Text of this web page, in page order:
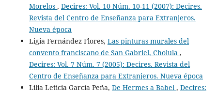
Morelos , Decires: Vol. 10 Núm. 10-11 (2007): Decires.
Revista del Centro de Enseñanza para Extranjeros.
Nueva época
Ligia Fernández Flores, Las pinturas murales del
convento franciscano de San Gabriel, Cholula ,
Decires: Vol. 7 Núm. 7 (2005): Decires. Revista del
Centro de Enseñanza para Extranjeros. Nueva época
Lilia Leticia García Peña, De Hermes a Babel , Decires: